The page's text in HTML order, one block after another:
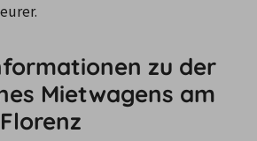
zu der
Mietwagens am